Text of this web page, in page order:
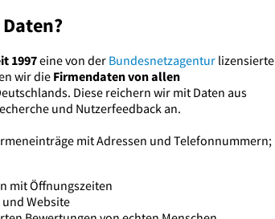
1997eine von der Bundesnetzagentur lizensierte
wir die Firmendaten von allen
Diese reichern wir mit Daten aus
und Nutzerfeedback an.
mit Adressen und Telefonnummern;
mit Öffnungszeiten
Website